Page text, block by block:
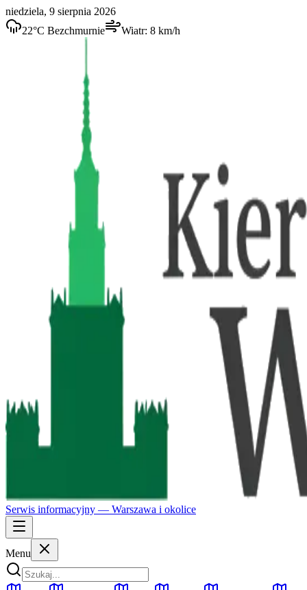
niedziela, 9 sierpnia 2026
22°C Bezchmurnie Wiatr: 8 km/h
Serwis informacyjny — Warszawa i okolice
Menu